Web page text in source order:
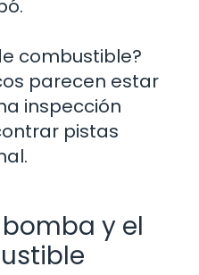
combustible?
parecen estar
inspección
pistas
y el